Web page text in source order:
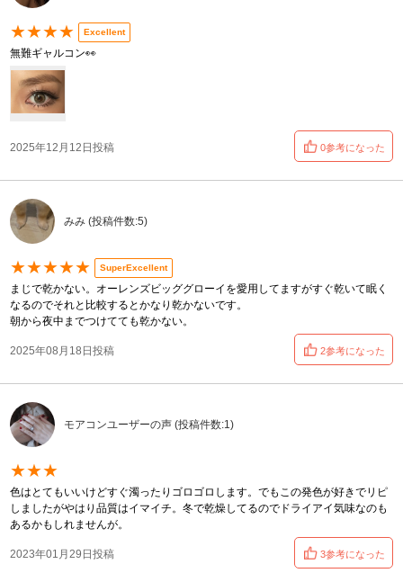
★★★★ Excellent
無難ギャルコン👀
2025年12月12日投稿 0参考になった
みみ (投稿件数:5)
★★★★★ SuperExcellent
まじで乾かない。オーレンズビッググローイを愛用してますがすぐ乾いて眠く
なるのでそれと比較するとかなり乾かないです。
朝から夜中までつけてても乾かない。
2025年08月18日投稿 2参考になった
モアコンユーザーの声 (投稿件数:1)
★★★
色はとてもいいけどすぐ濁ったりゴロゴロします。でもこの発色が好きでリピ
しましたがやはり品質はイマイチ。冬で乾燥してるのでドライアイ気味なのも
あるかもしれませんが。
2023年01月29日投稿 3参考になった